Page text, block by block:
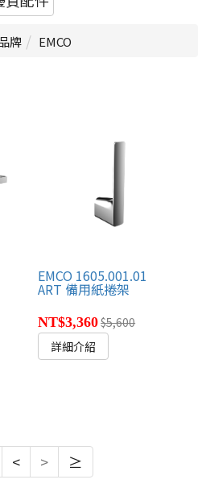
牌 EMCO
EMCO 1605.001.01
ART 備用紙捲架
NT$3,360$5,600
詳細介紹
< > ≥